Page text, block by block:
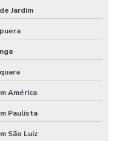
urbano
Jardim
América
Paulista
São Luiz